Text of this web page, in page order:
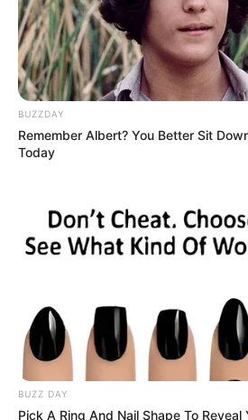
TAGS AKASHA MCNAMARA BINTANG ONLYFANS
SELEBRITI MANCANEGARA
BUZZDAY
Remember Albert? You Better Sit
Today
BUZZ DAY
Pick A Ring And Nail Shape To